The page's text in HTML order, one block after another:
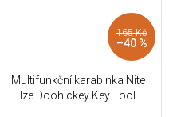
165 Kč
–40 %
Multifunkční karabinka Nite
Ize Doohickey Key Tool